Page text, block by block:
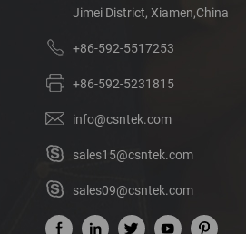
Jimei District, Xiamen,China
+86-592-5517253
+86-592-5231815
info@csntek.com
sales15@csntek.com
sales09@csntek.com